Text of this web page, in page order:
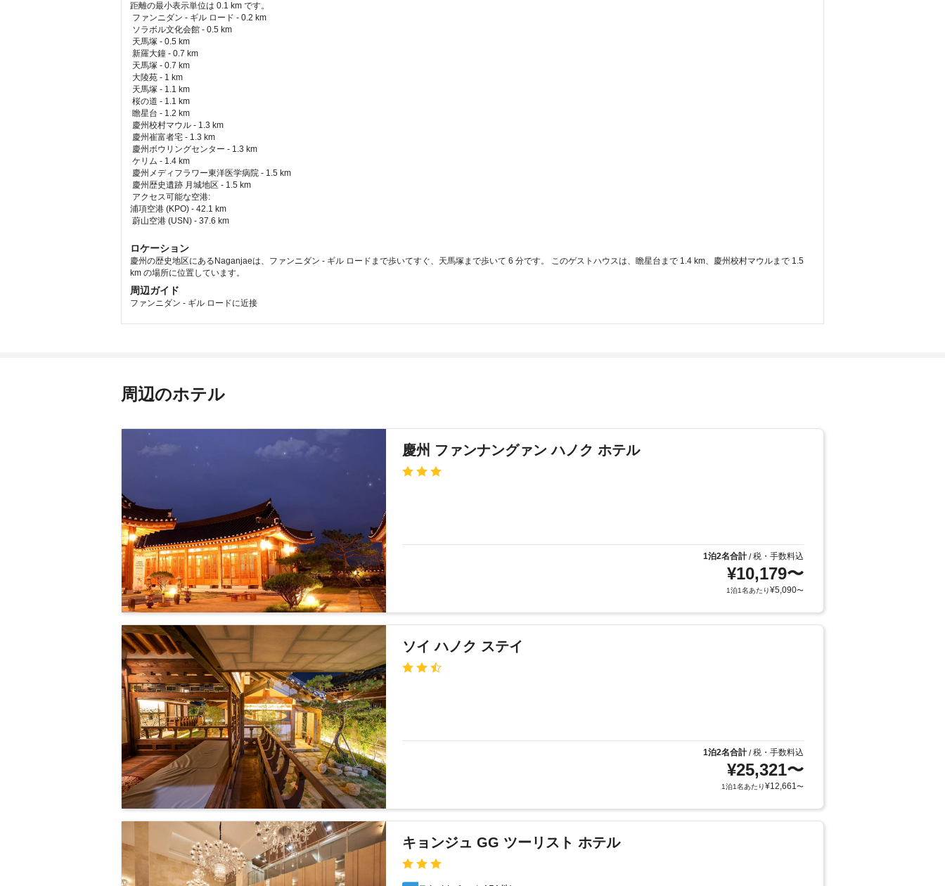
距離の最小表示単位は 0.1 km です。
ファンニダン - ギル ロード - 0.2 km
ソラボル文化会館 - 0.5 km
天馬塚 - 0.5 km
新羅大鐘 - 0.7 km
天馬塚 - 0.7 km
大陵苑 - 1 km
天馬塚 - 1.1 km
桜の道 - 1.1 km
瞻星台 - 1.2 km
慶州校村マウル - 1.3 km
慶州崔富者宅 - 1.3 km
慶州ボウリングセンター - 1.3 km
ケリム - 1.4 km
慶州メディフラワー東洋医学病院 - 1.5 km
慶州歴史遺跡 月城地区 - 1.5 km
アクセス可能な空港:
浦項空港 (KPO) - 42.1 km
蔚山空港 (USN) - 37.6 km
ロケーション
慶州の歴史地区にあるNaganjaeは、ファンニダン - ギル ロードまで歩いてすぐ、天馬塚まで歩いて 6 分です。 このゲストハウスは、瞻星台まで 1.4 km、慶州校村マウルまで 1.5
km の場所に位置しています。
周辺ガイド
ファンニダン - ギル ロードに近接
周辺のホテル
慶州 ファンナングァン ハノク ホテル
1泊2名合計/税・手数料込
¥10,179〜
1泊1名あたり¥5,090〜
ソイ ハノク ステイ
1泊2名合計/税・手数料込
¥25,321〜
1泊1名あたり¥12,661〜
キョンジュ GG ツーリスト ホテル